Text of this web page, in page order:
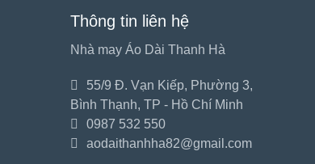
Thông tin liên hệ
Nhà may Áo Dài Thanh Hà
55/9 Đ. Vạn Kiếp, Phường 3,
Bình Thạnh, TP - Hồ Chí Minh
0987 532 550
aodaithanhha82@gmail.com